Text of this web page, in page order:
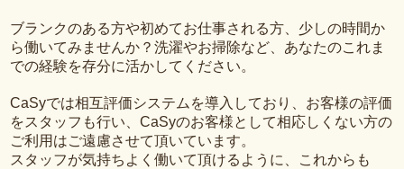
ブランクのある方や初めてお仕事される方、少しの時間か
ら働いてみませんか？洗濯やお掃除など、あなたのこれま
での経験を存分に活かしてください。
CaSyでは相互評価システムを導入しており、お客様の評価
をスタッフも行い、CaSyのお客様として相応しくない方の
ご利用はご遠慮させて頂いています。
スタッフが気持ちよく働いて頂けるように、これからも